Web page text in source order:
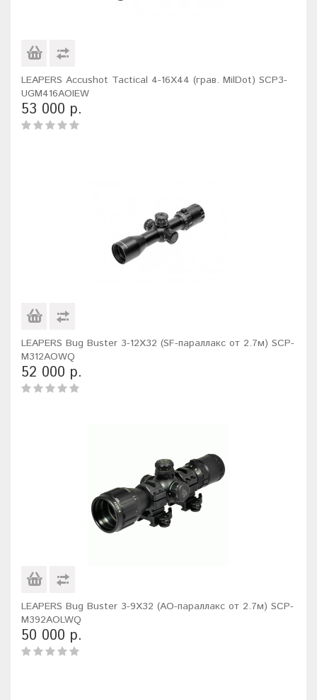
LEAPERS Accushot Tactical 4-16X44 (грав. MilDot) SCP3-
UGM416AOIEW
53 000 р.
LEAPERS Bug Buster 3-12X32 (SF-параллакс от 2.7м) SCP-
M312AOWQ
52 000 р.
LEAPERS Bug Buster 3-9X32 (AO-параллакс от 2.7м) SCP-
M392AOLWQ
50 000 р.